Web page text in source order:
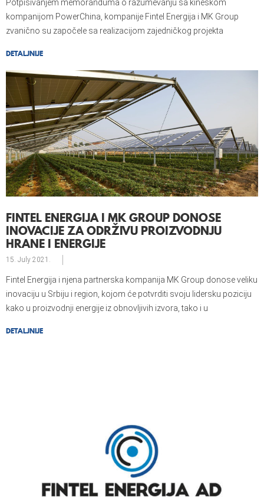
Potpisivanjem memoranduma o razumevanju sa kineskom
kompanijom PowerChina, kompanije Fintel Energija i MK Group
zvanično su započele sa realizacijom zajedničkog projekta
DETALJNIJE
FINTEL ENERGIJA I MK GROUP DONOSE
INOVACIJE ZA ODRŽIVU PROIZVODNJU
HRANE I ENERGIJE
15. July 2021.
Fintel Energija i njena partnerska kompanija MK Group donose veliku
inovaciju u Srbiju i region, kojom će potvrditi svoju lidersku poziciju
kako u proizvodnji energije iz obnovljivih izvora, tako i u
DETALJNIJE